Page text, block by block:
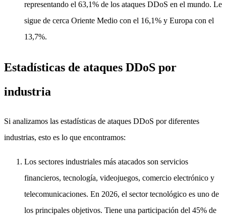
representando el 63,1% de los ataques DDoS en el mundo. Le
sigue de cerca Oriente Medio con el 16,1% y Europa con el
13,7%.
Estadísticas de ataques DDoS por
industria
Si analizamos las estadísticas de ataques DDoS por diferentes
industrias, esto es lo que encontramos:
Los sectores industriales más atacados son servicios
financieros, tecnología, videojuegos, comercio electrónico y
telecomunicaciones. En 2026, el sector tecnológico es uno de
los principales objetivos. Tiene una participación del 45% de